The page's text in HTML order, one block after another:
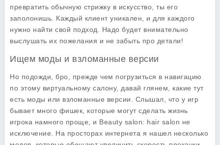
превратить обычную стрижку в искусство, ты его
заполонишь. Каждый клиент уникален, и для каждого
нужно найти свой подход. Надо будет внимательно
выслушать их пожелания и не забыть про детали!
Ищем моды и взломанные версии
Но подожди, бро, прежде чем погрузиться в навигацию
по этому виртуальному салону, давай глянем, какие тут
есть моды или взломанные версии. Слышал, что у игр
бывает много фишек, которые могут сделать жизнь
игрока намного проще, и Beauty salon: hair salon не
исключение. На просторах интернета я нашел несколько